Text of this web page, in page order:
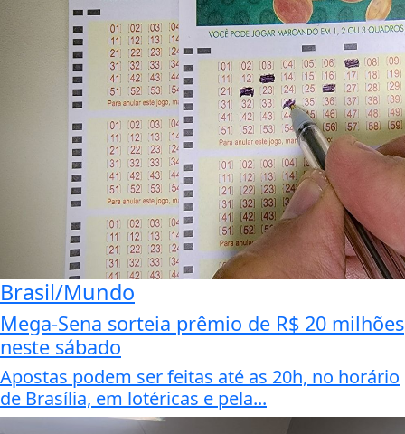
Brasil/Mundo
Mega-Sena sorteia prêmio de R$ 20 milhões
neste sábado
Apostas podem ser feitas até as 20h, no horário
de Brasília, em lotéricas e pela...